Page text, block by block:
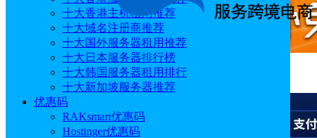
十大香港主机租用推荐
十大域名注册商推荐
十大国外服务器租用推荐
十大日本服务器排行榜
十大韩国服务器租用排行
十大新加坡服务器推荐
优惠码
RAKsmart优惠码
Hostinger优惠码